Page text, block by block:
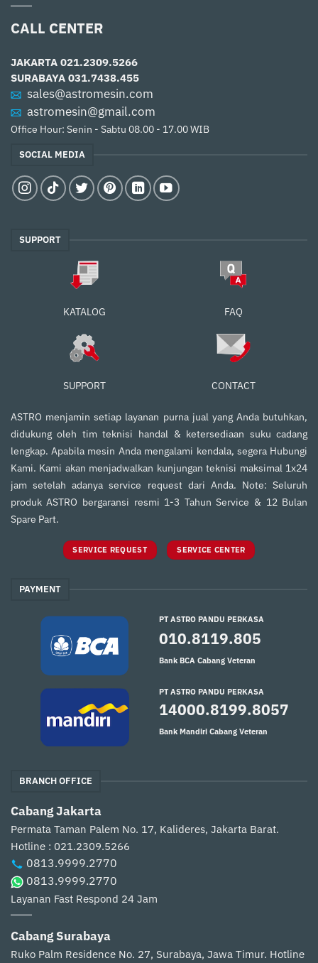
CALL CENTER
JAKARTA 021.2309.5266
SURABAYA 031.7438.455
sales@astromesin.com
astromesin@gmail.com
Office Hour: Senin - Sabtu 08.00 - 17.00 WIB
SOCIAL MEDIA
SUPPORT
KATALOG FAQ
SUPPORT CONTACT
ASTRO menjamin setiap layanan purna jual yang Anda butuhkan,
didukung oleh tim teknisi handal & ketersediaan suku cadang
lengkap. Apabila mesin Anda mengalami kendala, segera Hubungi
Kami. Kami akan menjadwalkan kunjungan teknisi maksimal 1x24
jam setelah adanya service request dari Anda. Note: Seluruh
produk ASTRO bergaransi resmi 1-3 Tahun Service & 12 Bulan
Spare Part.
SERVICE REQUEST SERVICE CENTER
PAYMENT
PT ASTRO PANDU PERKASA
010.8119.805
Bank BCA Cabang Veteran
PT ASTRO PANDU PERKASA
14000.8199.8057
Bank Mandiri Cabang Veteran
BRANCH OFFICE
Cabang Jakarta
Permata Taman Palem No. 17, Kalideres, Jakarta Barat.
Hotline : 021.2309.5266
0813.9999.2770
0813.9999.2770
Layanan Fast Respond 24 Jam
Cabang Surabaya
Ruko Palm Residence No. 27, Surabaya, Jawa Timur. Hotline